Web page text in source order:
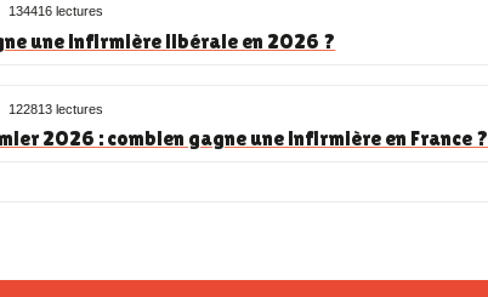
134416 lectures
une infirmière libérale en 2026 ?
122813 lectures
2026 : combien gagne une infirmière en France ?